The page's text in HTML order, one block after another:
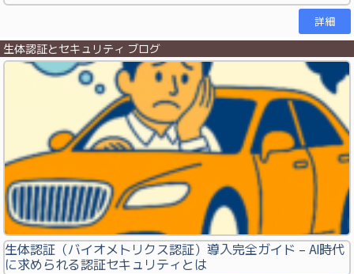
詳細
生体認証とセキュリティ ブログ
生体認証（バイオメトリクス認証）導入完全ガイド – AI時代
に求められる認証セキュリティとは